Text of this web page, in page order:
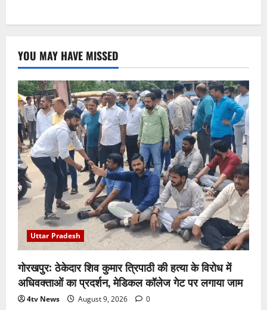
YOU MAY HAVE MISSED
Uttar Pradesh
गोरखपुर: ठेकेदार शिव कुमार त्रिपाठी की हत्या के विरोध में
अधिवक्ताओं का प्रदर्शन, मेडिकल कॉलेज गेट पर लगाया जाम
4tv News August 9, 2026 0